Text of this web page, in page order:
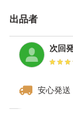
出品者
次回
安心発送